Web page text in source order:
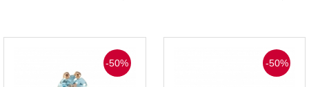
-50% -50%